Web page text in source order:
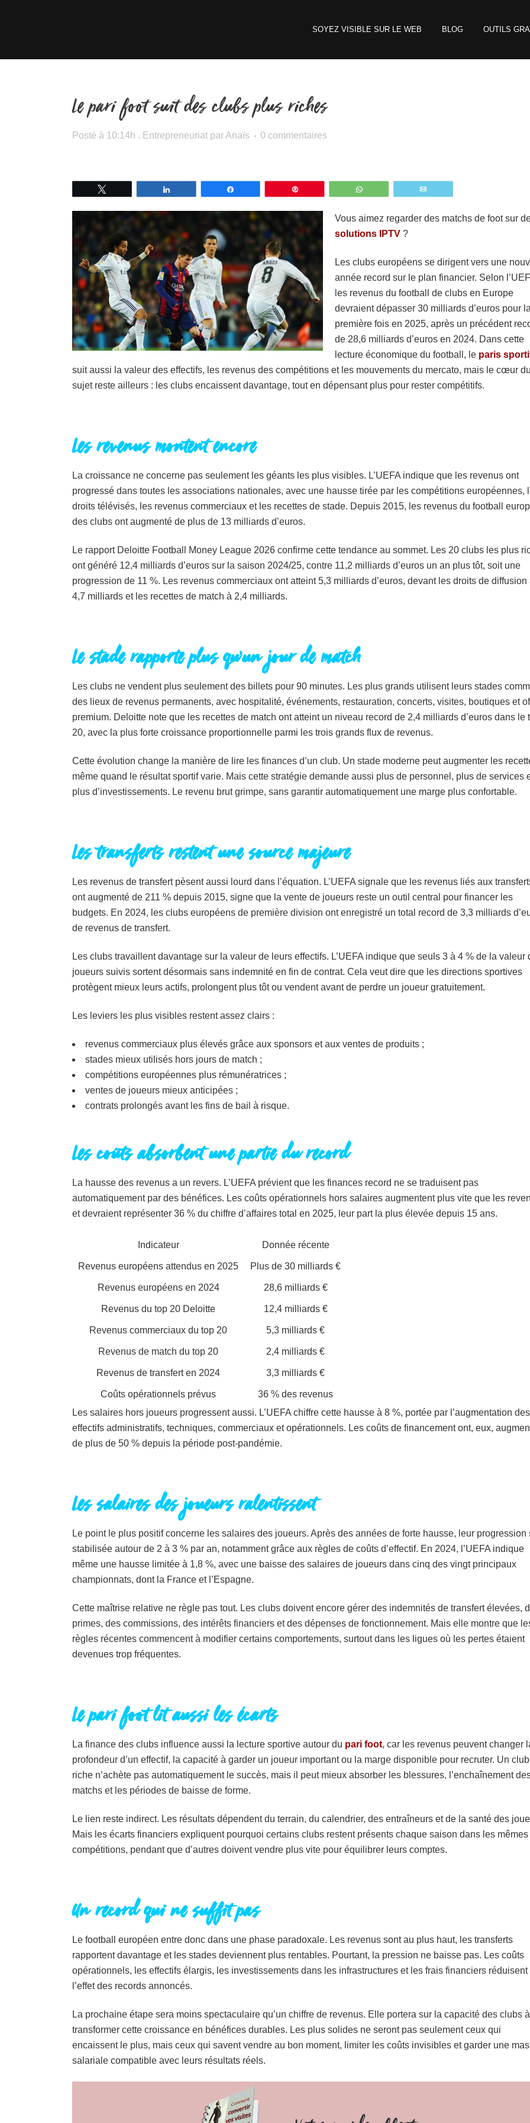
SOYEZ VISIBLE SUR LE WEB BLOG OUTILS
Le pari foot suit des clubs plus riches
Posté à 10:14h . Entrepreneuriat parAnaïs 0 commentaires
Vous aimez regarder des matchs de foot sur
solutions IPTV ?
Les clubs européens se dirigent vers une
année record sur le plan financier. Selon
les revenus du football de clubs en Europe
devraient dépasser 30 milliards d’euros pour
première fois en 2025, après un précédent
de 28,6 milliards d’euros en 2024. Dans cette
lecture économique du football, le paris
suit aussi la valeur des effectifs, les revenus des compétitions et les mouvements du mercato, mais le cœur
sujet reste ailleurs : les clubs encaissent davantage, tout en dépensant plus pour rester compétitifs.
Les revenus montent encore
La croissance ne concerne pas seulement les géants les plus visibles. L’UEFA indique que les revenus ont
progressé dans toutes les associations nationales, avec une hausse tirée par les compétitions européennes,
droits télévisés, les revenus commerciaux et les recettes de stade. Depuis 2015, les revenus du football
des clubs ont augmenté de plus de 13 milliards d’euros.
Le rapport Deloitte Football Money League 2026 confirme cette tendance au sommet. Les 20 clubs les plus
ont généré 12,4 milliards d’euros sur la saison 2024/25, contre 11,2 milliards d’euros un an plus tôt, soit une
progression de 11 %. Les revenus commerciaux ont atteint 5,3 milliards d’euros, devant les droits de diffusion
4,7 milliards et les recettes de match à 2,4 milliards.
Le stade rapporte plus qu’un jour de match
Les clubs ne vendent plus seulement des billets pour 90 minutes. Les plus grands utilisent leurs stades
des lieux de revenus permanents, avec hospitalité, événements, restauration, concerts, visites, boutiques et
premium. Deloitte note que les recettes de match ont atteint un niveau record de 2,4 milliards d’euros dans le
20, avec la plus forte croissance proportionnelle parmi les trois grands flux de revenus.
Cette évolution change la manière de lire les finances d’un club. Un stade moderne peut augmenter les
même quand le résultat sportif varie. Mais cette stratégie demande aussi plus de personnel, plus de services
plus d’investissements. Le revenu brut grimpe, sans garantir automatiquement une marge plus confortable.
Les transferts restent une source majeure
Les revenus de transfert pèsent aussi lourd dans l’équation. L’UEFA signale que les revenus liés aux
ont augmenté de 211 % depuis 2015, signe que la vente de joueurs reste un outil central pour financer les
budgets. En 2024, les clubs européens de première division ont enregistré un total record de 3,3 milliards
de revenus de transfert.
Les clubs travaillent davantage sur la valeur de leurs effectifs. L’UEFA indique que seuls 3 à 4 % de la valeur
joueurs suivis sortent désormais sans indemnité en fin de contrat. Cela veut dire que les directions sportives
protègent mieux leurs actifs, prolongent plus tôt ou vendent avant de perdre un joueur gratuitement.
Les leviers les plus visibles restent assez clairs :
revenus commerciaux plus élevés grâce aux sponsors et aux ventes de produits ;
stades mieux utilisés hors jours de match ;
compétitions européennes plus rémunératrices ;
ventes de joueurs mieux anticipées ;
contrats prolongés avant les fins de bail à risque.
Les coûts absorbent une partie du record
La hausse des revenus a un revers. L’UEFA prévient que les finances record ne se traduisent pas
automatiquement par des bénéfices. Les coûts opérationnels hors salaires augmentent plus vite que les
et devraient représenter 36 % du chiffre d’affaires total en 2025, leur part la plus élevée depuis 15 ans.
Indicateur Donnée récente
Revenus européens attendus en 2025 Plus de 30 milliards €
Revenus européens en 2024 28,6 milliards €
Revenus du top 20 Deloitte 12,4 milliards €
Revenus commerciaux du top 20 5,3 milliards €
Revenus de match du top 20 2,4 milliards €
Revenus de transfert en 2024 3,3 milliards €
Coûts opérationnels prévus
36 % des revenus
Les salaires hors joueurs progressent aussi. L’UEFA chiffre cette hausse à 8 %, portée par l’augmentation des
effectifs administratifs, techniques, commerciaux et opérationnels. Les coûts de financement ont, eux,
de plus de 50 % depuis la période post-pandémie.
Les salaires des joueurs ralentissent
Le point le plus positif concerne les salaires des joueurs. Après des années de forte hausse, leur progression
stabilisée autour de 2 à 3 % par an, notamment grâce aux règles de coûts d’effectif. En 2024, l’UEFA indique
même une hausse limitée à 1,8 %, avec une baisse des salaires de joueurs dans cinq des vingt principaux
championnats, dont la France et l’Espagne.
Cette maîtrise relative ne règle pas tout. Les clubs doivent encore gérer des indemnités de transfert élevées,
primes, des commissions, des intérêts financiers et des dépenses de fonctionnement. Mais elle montre que
règles récentes commencent à modifier certains comportements, surtout dans les ligues où les pertes étaient
devenues trop fréquentes.
Le pari foot lit aussi les écarts
La finance des clubs influence aussi la lecture sportive autour du pari foot, car les revenus peuvent changer
profondeur d’un effectif, la capacité à garder un joueur important ou la marge disponible pour recruter. Un club
riche n’achète pas automatiquement le succès, mais il peut mieux absorber les blessures, l’enchaînement
matchs et les périodes de baisse de forme.
Le lien reste indirect. Les résultats dépendent du terrain, du calendrier, des entraîneurs et de la santé des
Mais les écarts financiers expliquent pourquoi certains clubs restent présents chaque saison dans les mêmes
compétitions, pendant que d’autres doivent vendre plus vite pour équilibrer leurs comptes.
Un record qui ne suffit pas
Le football européen entre donc dans une phase paradoxale. Les revenus sont au plus haut, les transferts
rapportent davantage et les stades deviennent plus rentables. Pourtant, la pression ne baisse pas. Les coûts
opérationnels, les effectifs élargis, les investissements dans les infrastructures et les frais financiers réduisent
l’effet des records annoncés.
La prochaine étape sera moins spectaculaire qu’un chiffre de revenus. Elle portera sur la capacité des clubs à
transformer cette croissance en bénéfices durables. Les plus solides ne seront pas seulement ceux qui
encaissent le plus, mais ceux qui savent vendre au bon moment, limiter les coûts invisibles et garder une
salariale compatible avec leurs résultats réels.